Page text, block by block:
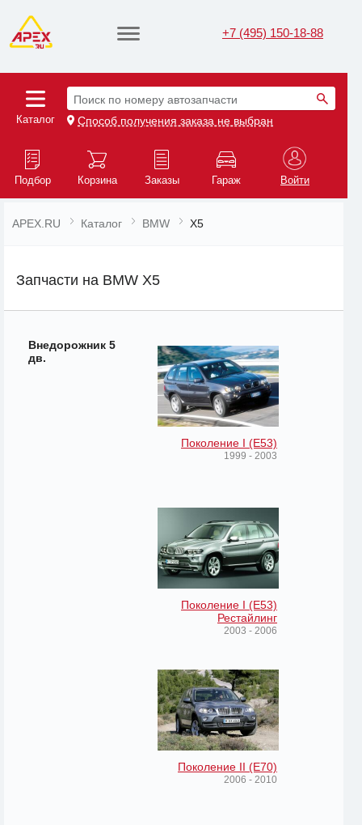
+7 (495) 150-18-88
Каталог
Поиск по номеру автозапчасти
Способ получения заказа не выбран
Подбор Корзина Заказы Гараж Войти
APEX.RU Каталог BMW X5
Запчасти на BMW X5
Внедорожник 5
дв.
Поколение I (E53)
1999 - 2003
Поколение I (E53)
Рестайлинг
2003 - 2006
Поколение II (E70)
2006 - 2010